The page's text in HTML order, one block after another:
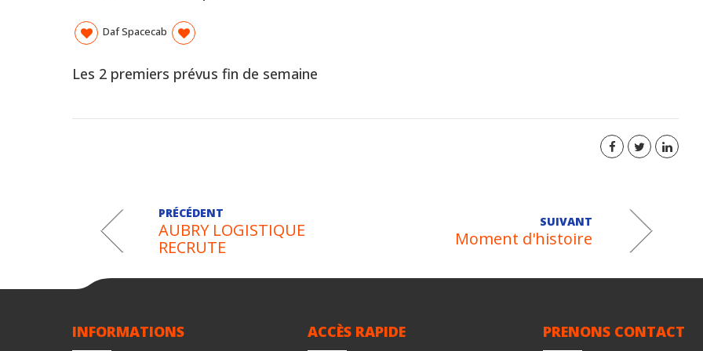
Daf Spacecab
Les 2 premiers prévus fin de semaine
PRÉCÉDENT
AUBRY LOGISTIQUE
RECRUTE
SUIVANT
Moment d'histoire
INFORMATIONS ACCÈS RAPIDE PRENONS CONTACT